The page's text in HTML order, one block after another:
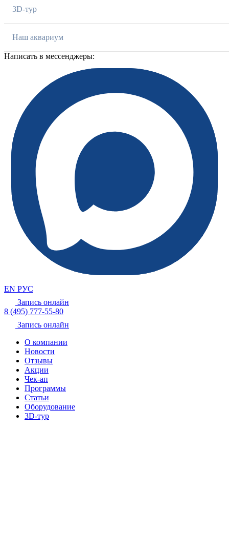
3D-тур
Наш аквариум
Написать в мессенджеры:
EN РУС
Запись онлайн
8 (495) 777-55-80
Запись онлайн
О компании
Новости
Отзывы
Акции
Чек-ап
Программы
Статьи
Оборудование
3D-тур